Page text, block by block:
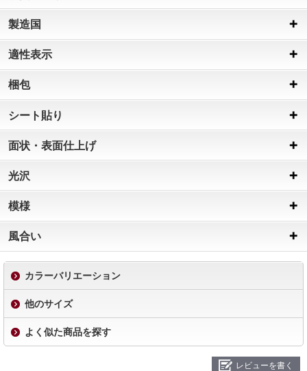
製造国
適性表示
梱包
シート貼り
面状・表面仕上げ
光沢
模様
風合い
カラーバリエーション
他のサイズ
よく似た商品を探す
レビューを書く